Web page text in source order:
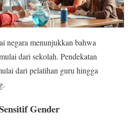
negara menunjukkan bahwa
dari sekolah. Pendekatan
dari pelatihan guru hingga
Gender